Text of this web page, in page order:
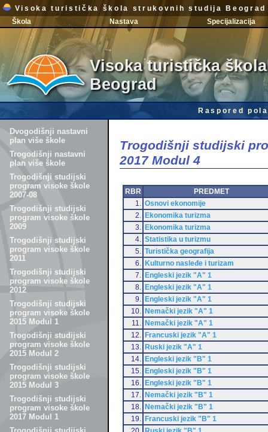
Visoka turistička škola strukovnih studija Beograd
Škola
Nastava Specijalizacija
Visoka turistička
Beograd
Raspored
Dvogodišnji nastavni
plan više škole
Trogodišnji nastavni
plan više škole
Trogodišnji studijski
program visoke škole
2007-08
Trogodišnji studijski
program visoke škole
2009
Trogodišnji studijski
program visoke škole
2011
Trogodišnji studijski
program visoke škole
2012
Trogodišnji studijski
program visoke škole
2015 Modul 1
Trogodišnji studijski
program visoke škole
2015 Modul 2
Trogodišnji studijski
program visoke škole
2015 Modul 3
Trogodišnji studijski
program visoke škole
2017 Modul 1
Trogodišnji studijski
2017 Modul 4
RBR
PREDMET
1.
Osnovi ekonomije
2.
Ekonomika turizma
3.
Ekonomika turizma
4.
Statistika u turizmu
5.
Turistička geografija
6.
Kulturno nasleđe i turizam
7.
Engleski jezik "A" 1
8.
Engleski jezik "A" 1
9.
Engleski jezik "A" 1
10.
Nemački jezik "A" 1
11.
Nemački jezik "A" 1
12.
Francuski jezik "A" 1
13.
Ruski jezik "A" 1
14.
Engleski jezik "B" 1
15.
Engleski jezik "B" 1
16.
Engleski jezik "B" 1
17.
Nemački jezik "B" 1
18.
Nemački jezik "B" 1
19.
Francuski jezik "B" 1